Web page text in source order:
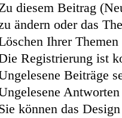
diesem Beitrag
ändern oder das
Ihrer
Registrierung ist
Beiträge
können das